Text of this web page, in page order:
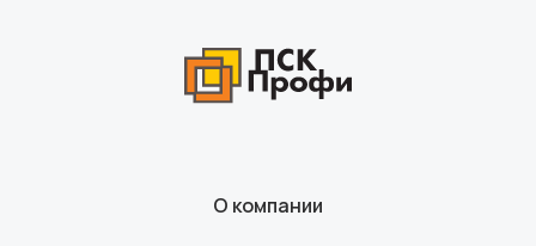
О компании